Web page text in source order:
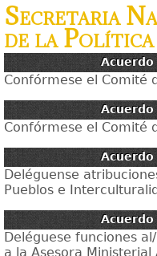
Secretaria
de la Política
Acuerdo
Confórmese el Comité
Acuerdo
Confórmese el Comité
Acuerdo
Deléguense
Pueblos e
Acuerdo
Deléguese funciones
a la Asesora